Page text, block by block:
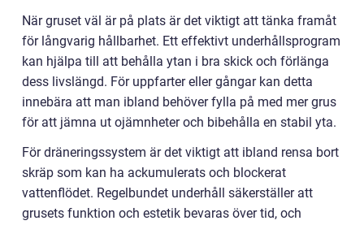
När gruset väl är på plats är det viktigt att tänka framåt
för långvarig hållbarhet. Ett effektivt underhållsprogram
kan hjälpa till att behålla ytan i bra skick och förlänga
dess livslängd. För uppfarter eller gångar kan detta
innebära att man ibland behöver fylla på med mer grus
för att jämna ut ojämnheter och bibehålla en stabil yta.
För dräneringssystem är det viktigt att ibland rensa bort
skräp som kan ha ackumulerats och blockerat
vattenflödet. Regelbundet underhåll säkerställer att
grusets funktion och estetik bevaras över tid, och